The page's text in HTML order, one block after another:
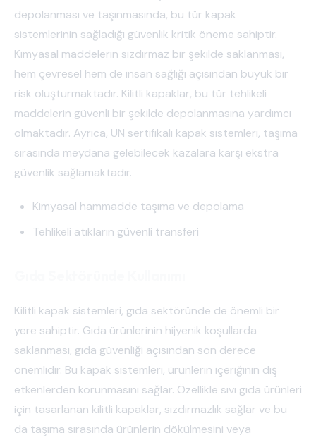
depolanması ve taşınmasında, bu tür kapak
sistemlerinin sağladığı güvenlik kritik öneme sahiptir.
Kimyasal maddelerin sızdırmaz bir şekilde saklanması,
hem çevresel hem de insan sağlığı açısından büyük bir
risk oluşturmaktadır. Kilitli kapaklar, bu tür tehlikeli
maddelerin güvenli bir şekilde depolanmasına yardımcı
olmaktadır. Ayrıca, UN sertifikalı kapak sistemleri, taşıma
sırasında meydana gelebilecek kazalara karşı ekstra
güvenlik sağlamaktadır.
Kimyasal hammadde taşıma ve depolama
Tehlikeli atıkların güvenli transferi
Kilitli kapak sistemleri, gıda sektöründe de önemli bir
yere sahiptir. Gıda ürünlerinin hijyenik koşullarda
saklanması, gıda güvenliği açısından son derece
önemlidir. Bu kapak sistemleri, ürünlerin içeriğinin dış
etkenlerden korunmasını sağlar. Özellikle sıvı gıda ürünleri
için tasarlanan kilitli kapaklar, sızdırmazlık sağlar ve bu
da taşıma sırasında ürünlerin dökülmesini veya